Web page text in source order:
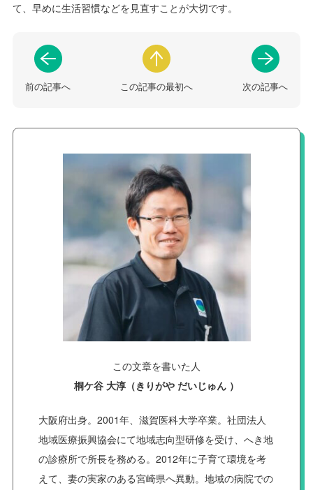
て、早めに生活習慣などを見直すことが大切です。
前の記事へ この記事の最初へ 次の記事へ
この文章を書いた人
桐ケ谷 大淳（きりがや だいじゅん ）
大阪府出身。2001年、滋賀医科大学卒業。社団法人
地域医療振興協会にて地域志向型研修を受け、へき地
の診療所で所長を務める。2012年に子育て環境を考
えて、妻の実家のある宮崎県へ異動。地域の病院での